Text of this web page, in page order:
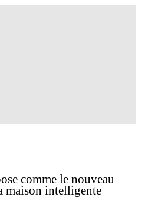
comme le nouveau
maison intelligente